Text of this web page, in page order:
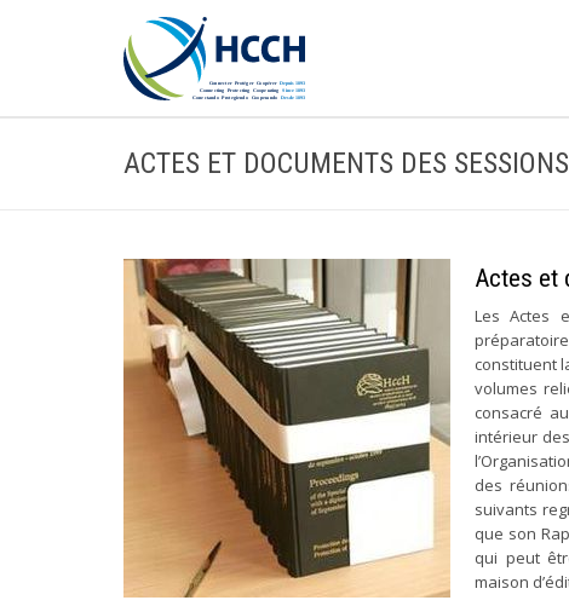
ACTES ET DOCUMENTS DES
Actes et
Les Actes
constituent
volumes
consacré
intérieur
des
suivants
que son
qui peut
maison